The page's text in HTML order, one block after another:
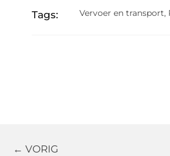
Tags: Vervoer en transport,
← VORIG